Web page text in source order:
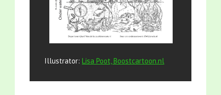
Illustrator: Lisa Poot, Boostcartoon.nl